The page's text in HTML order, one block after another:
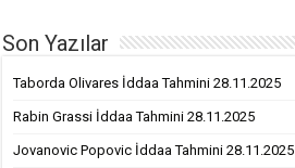
Son Yazılar
Taborda Olivares İddaa Tahmini 28.11.2025
Rabin Grassi İddaa Tahmini 28.11.2025
Jovanovic Popovic İddaa Tahmini 28.11.2025